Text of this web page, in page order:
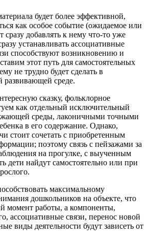
будет более эффективной,
как особое событие (ожидаемое или
добавлять к нему что-то уже
устанавливать ассоциативные
способствуют возникновению и
этот путь для самостоятельных
не трудно будет сделать в
развивающей среде.
сказку, фольклорное
как отдельный исключительный
среды, лаконичными точными
в его содержание. Однако,
стоит сочетать с приобретенным
поэтому связь с пейзажами за
на прогулке, с выученным
дети найдут самостоятельно или при
максимальному
дошкольников на объекте, что
момент работы, а компоненты,
ассоциативные связи, перенос новой
виды деятельности будут зависеть от